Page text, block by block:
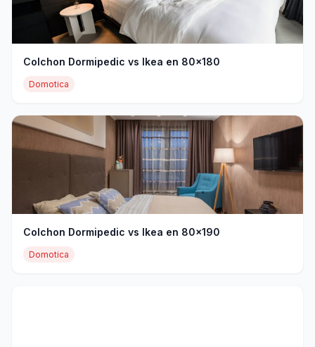
Colchon Dormipedic vs Ikea en 80x180
Domotica
Colchon Dormipedic vs Ikea en 80x190
Domotica